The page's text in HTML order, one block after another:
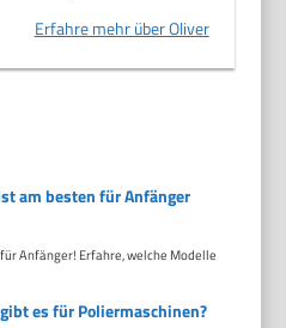
Erfahre mehr über Oliver
am besten für Anfänger
Anfänger! Erfahre, welche Modelle
es für Poliermaschinen?